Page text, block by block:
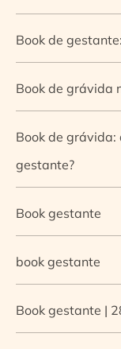
Book de
Book de grávida
Book de grávida:
gestante?
Book gestante
book gestante
Book gestante |